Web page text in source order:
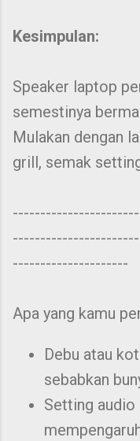
Kesimpulan:
Speaker laptop
semestinya
Mulakan dengan
grill, semak
---------------------
Apa yang kamu
Debu atau
sebabkan
Setting